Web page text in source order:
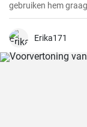
gebruiken hem
heeft een frisse
Erika171